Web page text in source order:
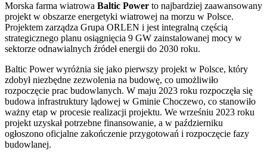
Morska farma wiatrowa Baltic Power to najbardziej zaawansowany
projekt w obszarze energetyki wiatrowej na morzu w Polsce.
Projektem zarządza Grupa ORLEN i jest integralną częścią
strategicznego planu osiągnięcia 9 GW zainstalowanej mocy w
sektorze odnawialnych źródeł energii do 2030 roku.
Baltic Power wyróżnia się jako pierwszy projekt w Polsce, który
zdobył niezbędne zezwolenia na budowę, co umożliwiło
rozpoczęcie prac budowlanych. W maju 2023 roku rozpoczęła się
budowa infrastruktury lądowej w Gminie Choczewo, co stanowiło
ważny etap w procesie realizacji projektu. We wrześniu 2023 roku
projekt uzyskał potrzebne finansowanie, a w październiku
ogłoszono oficjalne zakończenie przygotowań i rozpoczęcie fazy
budowlanej.